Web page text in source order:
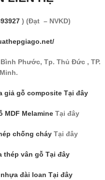
) (Đạt – NVKD)
Phước, Tp. Thủ Đức , TP.
giả gỗ composite Tại đây
MDF MelamineTại đây
chống cháyTại đây
thép vân gỗ Tại đây
đài loan Tại đây